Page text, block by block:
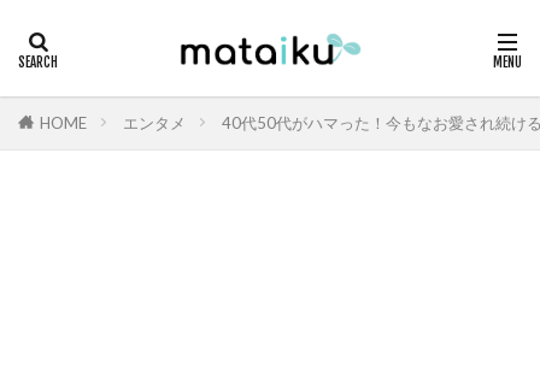
HOME エンタメ 40代50代がハマった！今もなお愛され続け